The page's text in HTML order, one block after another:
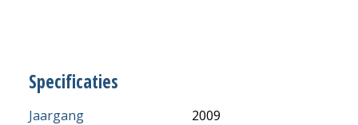
Specificaties
Jaargang
2009